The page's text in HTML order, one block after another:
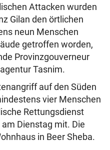
Attacken wurden
Gilan den örtlichen
neun Menschen
getroffen worden,
Provinzgouverneur
Tasnim.
auf den Süden
vier Menschen
Rettungsdienst
Dienstag mit. Die
in Beer Sheba.